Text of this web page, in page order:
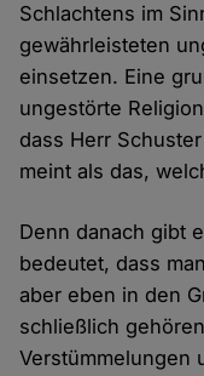
Schlachtens im
gewährleisteten
einsetzen. Eine
ungestörte
dass Herr
meint als das,
Denn danach gibt
bedeutet, dass
aber eben in den
schließlich
Verstümmelungen